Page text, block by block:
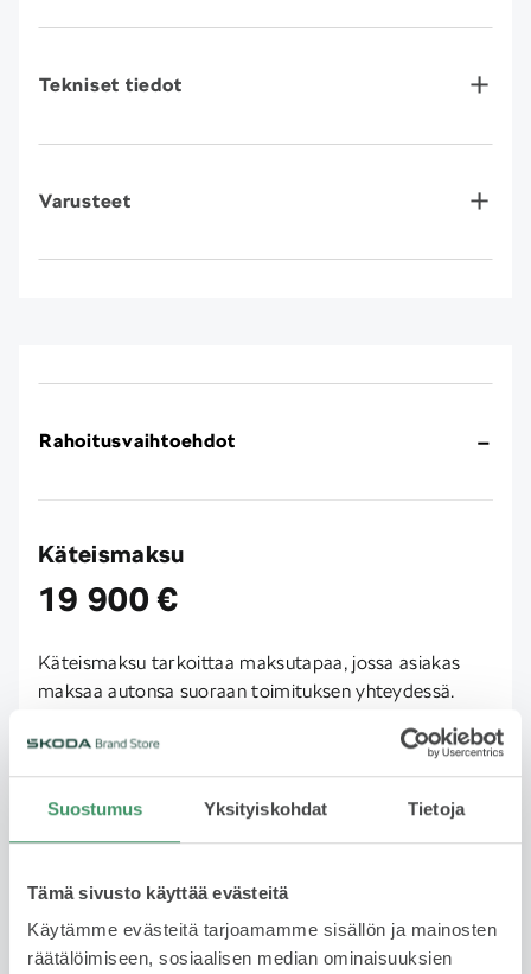
Suostumus Yksityiskohdat Tietoja
Tämä sivusto käyttää evästeitä
Käytämme evästeitä tarjoamamme sisällön ja mainosten
räätälöimiseen, sosiaalisen median ominaisuuksien
Tekniset tiedot
Varusteet
Rahoitusvaihtoehdot
Käteismaksu
19 900 €
Käteismaksu tarkoittaa maksutapaa, jossa asiakas
maksaa autonsa suoraan toimituksen yhteydessä.
Autoa ei voi maksaa luottokortilla. Käteismaksu on
selkeä ja nopea vaihtoehto, kun haluat hoitaa maksun
kerralla pois.
Rahoitus